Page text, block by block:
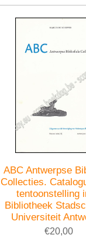
ABC Antwerpse
Collecties.
tentoonstelling
Bibliotheek
Universiteit
€20,00